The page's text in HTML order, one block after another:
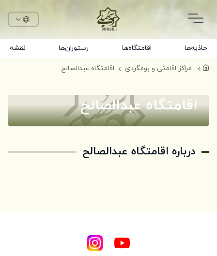
جاذبه‌ها اقامتگاه‌ها رستوران‌ها نقشه
مراکز اقامتی و بومگردی اقامتگاه عبدالصالح
اقامتگاه عبدالصالح
درباره اقامتگاه عبدالصالح